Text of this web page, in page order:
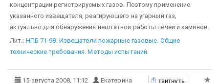
концентрации регистрируемых газов. Поэтому применение
указанного извещателя, реагирующего на угарный газ,
актуально для обнаружения нештатной работы печей и каминов.
Лит.: НПБ 71-98. Извещатели пожарные газовые. Общие
технические требования. Методы испытаний
15 августа 2008, 11:12 Екатерина твитнуть